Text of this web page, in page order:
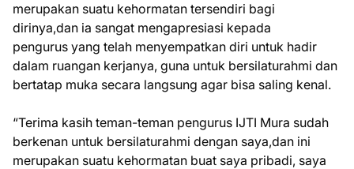
merupakan suatu kehormatan tersendiri bagi
dirinya,dan ia sangat mengapresiasi kepada
pengurus yang telah menyempatkan diri untuk hadir
dalam ruangan kerjanya, guna untuk bersilaturahmi dan
bertatap muka secara langsung agar bisa saling kenal.
“Terima kasih teman-teman pengurus IJTI Mura sudah
berkenan untuk bersilaturahmi dengan saya,dan ini
merupakan suatu kehormatan buat saya pribadi, saya